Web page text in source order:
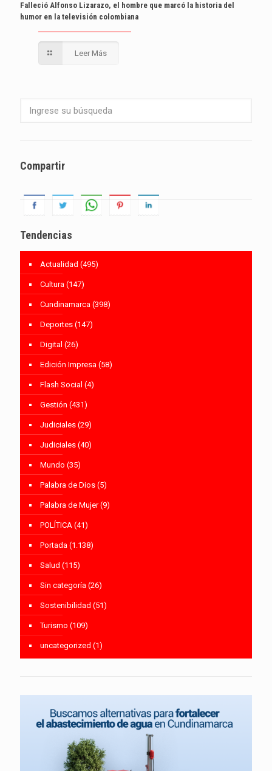
Falleció Alfonso Lizarazo, el hombre que marcó la historia del
humor en la televisión colombiana
Leer Más
Compartir
Tendencias
Actualidad (495)
Cultura (147)
Cundinamarca (398)
Deportes (147)
Digital (26)
Edición Impresa (58)
Flash Social (4)
Gestión (431)
Judiciales (29)
Judiciales (40)
Mundo (35)
Palabra de Dios (5)
Palabra de Mujer(9)
POLÍTICA (41)
Portada (1.138)
Salud (115)
Sin categoría (26)
Sostenibilidad (51)
Turismo (109)
uncategorized (1)